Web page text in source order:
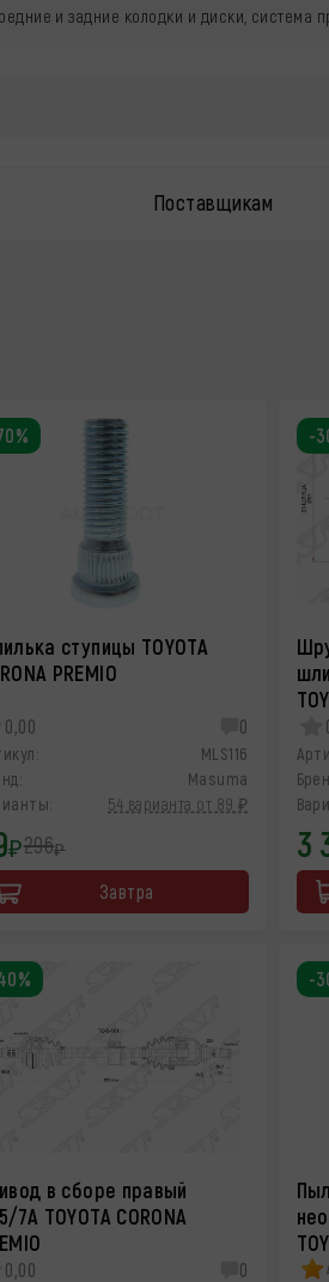
и задние колодки и диски, система
Поставщикам
ступицы TOYOTA
PREMIO
0,00 0
MLS116
Masuma
54 варианта от 89 ₽
₽296₽
Завтра
3
-
в сборе правый
7A TOYOTA CORONA
0,00 0
-